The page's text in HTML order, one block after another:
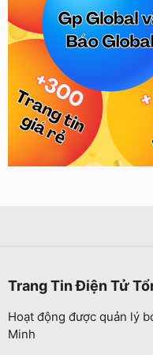
Trang Tin Điện Tử
Hoạt động được quản lý
Minh